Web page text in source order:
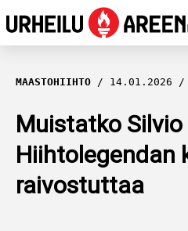
OLYMPIALAISET
MAASTOHIIHTO
AMPUMAHIIHTO
YLEISURHEILU
MAASTOHIIHTO 14.01.2026
Muistatko Silvio
Hiihtolegendan
raivostuttaa